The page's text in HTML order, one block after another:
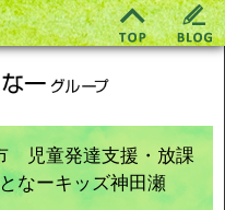
児童発達支援・放課
なーキッズ神田瀬